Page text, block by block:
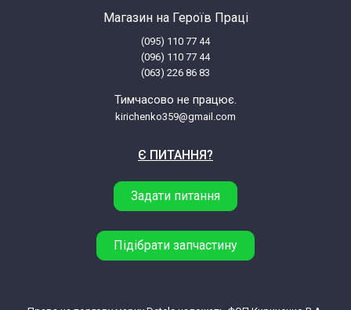
Магазин на Героїв Праці
(095) 110 77 44
(096) 110 77 44
(063) 226 86 83
Тимчасово не працює.
kirichenko359@gmail.com
Є ПИТАННЯ?
Задати питання
Підібрати запчастину